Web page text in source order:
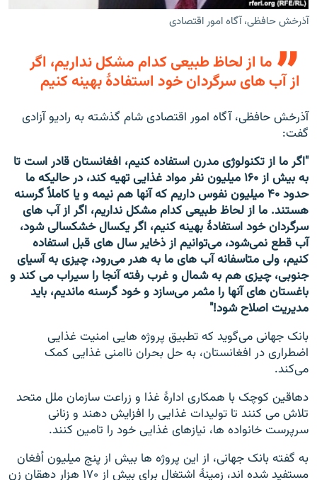
آذرخش حافظی، آگاه امور اقتصادی
ما از لحاظ طبیعی کدام مشکل نداریم، اگر
از آب های سرگردان خود استفادۀ بهینه کنیم
آذرخش حافظی، آگاه امور اقتصادی شام گذشته به رادیو آزادی
گفت:
"اگر ما از تکنولوژی مدرن استفاده کنیم، افغانستان قادر است تا
به بیش از۱۶۰ میلیون نفر مواد غذایی تهیه کند، در حالیکه ما
حدود۴۰ میلیون نفوس داریم که آنها هم نیمه و یا کاملاً گرسنه
هستند. ما از لحاظ طبیعی کدام مشکل نداریم، اگر از آب های
سرگردان خود استفادۀ بهینه کنیم، اگر یکسال خشکسالی شود،
آب قطع نمی‌شود، می‌توانیم از ذخایر سال های قبل استفاده
کنیم، ولی متاسفانه آب های ما به هدر می‌رود، چیزی به آسیای
جنوبی، چیزی هم به شمال و غرب رفته آنجا را سیراب می کند و
باغستان های آنها را مثمر می‌سازد و خود گرسنه ماندیم، باید
مدیریت اصلاح شود!"
بانک جهانی می‌گوید که تطبیق پروژه هایی امنیت غذایی
اضطراری در افغانستان، به حل بحران ناامنی غذایی کمک
می‌کند.
دهاقین کوچک با همکاری ادارۀ غذا و زراعت سازمان ملل متحد
تلاش می کنند تا تولیدات غذایی را افزایش دهند و زنانی
سرپرست خانواده ها، نیازهای غذایی خود را تامین کنند.
به گفته بانک جهانی، از این پروژه ها بیش از پنج میلیون أفغان
مستفید شده اند، زمینۀ اشتغال برای بیش از ۱۷۰ هزار دهقان زن